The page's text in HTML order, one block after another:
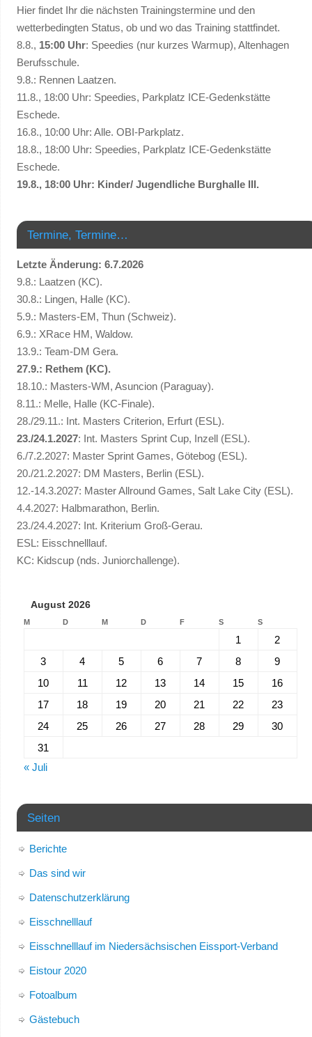
Hier findet Ihr die nächsten Trainingstermine und den
wetterbedingten Status, ob und wo das Training stattfindet.
8.8., 15:00 Uhr: Speedies (nur kurzes Warmup), Altenhagen
Berufsschule.
9.8.: Rennen Laatzen.
11.8., 18:00 Uhr: Speedies, Parkplatz ICE-Gedenkstätte
Eschede.
16.8., 10:00 Uhr: Alle. OBI-Parkplatz.
18.8., 18:00 Uhr: Speedies, Parkplatz ICE-Gedenkstätte
Eschede.
19.8., 18:00 Uhr: Kinder/ Jugendliche Burghalle III.
Termine, Termine…
Letzte Änderung: 6.7.2026
9.8.: Laatzen (KC).
30.8.: Lingen, Halle (KC).
5.9.: Masters-EM, Thun (Schweiz).
6.9.: XRace HM, Waldow.
13.9.: Team-DM Gera.
27.9.: Rethem (KC).
18.10.: Masters-WM, Asuncion (Paraguay).
8.11.: Melle, Halle (KC-Finale).
28./29.11.: Int. Masters Criterion, Erfurt (ESL).
23./24.1.2027: Int. Masters Sprint Cup, Inzell (ESL).
6./7.2.2027: Master Sprint Games, Götebog (ESL).
20./21.2.2027: DM Masters, Berlin (ESL).
12.-14.3.2027: Master Allround Games, Salt Lake City (ESL).
4.4.2027: Halbmarathon, Berlin.
23./24.4.2027: Int. Kriterium Groß-Gerau.
ESL: Eisschnelllauf.
KC: Kidscup (nds. Juniorchallenge).
August 2026
M D M D F S S
1
2
3
4 5 6 7 8
9
10
11 12 13 14 15
16
17
18 19 20 21 22
23
24
25 26 27 28 29
30
31
« Juli
Seiten
Berichte
Das sind wir
Datenschutzerklärung
Eisschnelllauf
Eisschnelllauf im Niedersächsischen Eissport-Verband
Eistour 2020
Fotoalbum
Gästebuch